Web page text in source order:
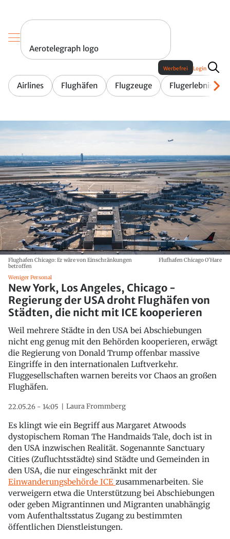
Aerotelegraph logo
Airlines Flughäfen Flugzeuge Flugerlebnis
Werbefrei Login
Flughafen Chicago: Er wäre von Einschränkungen
betroffen
Flufhafen Chicago O'Hare
Weniger Personal
New York, Los Angeles, Chicago -
Regierung der USA droht Flughäfen von
Städten, die nicht mit ICE kooperieren
Weil mehrere Städte in den USA bei Abschiebungen
nicht eng genug mit den Behörden kooperieren, erwägt
die Regierung von Donald Trump offenbar massive
Eingriffe in den internationalen Luftverkehr.
Fluggesellschaften warnen bereits vor Chaos an großen
Flughäfen.
22.05.26 - 14:05 Laura Frommberg
Es klingt wie ein Begriff aus Margaret Atwoods
dystopischem Roman The Handmaids Tale, doch ist in
den USA inzwischen Realität. Sogenannte Sanctuary
Cities (Zufluchtsstädte) sind Städte und Gemeinden in
den USA, die nur eingeschränkt mit der
Einwanderungsbehörde ICE zusammenarbeiten. Sie
verweigern etwa die Unterstützung bei Abschiebungen
oder geben Migrantinnen und Migranten unabhängig
vom Aufenthaltsstatus Zugang zu bestimmten
öffentlichen Dienstleistungen.